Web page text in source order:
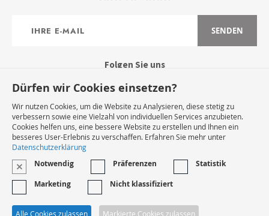
zum
SENDEN
Folgen Sie uns
Widerruf Starten
VERTRAG WIDERRUFEN
* Innerhalb Deutschlands
Dürfen wir Cookies einsetzen?
Wir nutzen Cookies, um die Website zu Analysieren, diese stetig zu
verbessern sowie eine Vielzahl von individuellen Services anzubieten.
Cookies helfen uns, eine bessere Website zu erstellen und Ihnen ein
besseres User-Erlebnis zu verschaffen. Erfahren Sie mehr unter
Datenschutzerklärung
Notwendig Präferenzen
Statistik
Marketing
Nicht klassifiziert
Alle Cookies zulassen Markierte Cookies zulassen